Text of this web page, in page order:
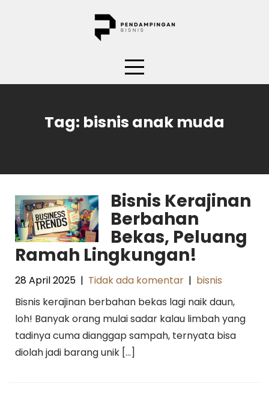
Tag: bisnis anak muda
Bisnis Kerajinan
Berbahan
Bekas, Peluang
Ramah Lingkungan!
28 April 2025 | Tidak ada komentar | bisnis
Bisnis kerajinan berbahan bekas lagi naik daun,
loh! Banyak orang mulai sadar kalau limbah yang
tadinya cuma dianggap sampah, ternyata bisa
diolah jadi barang unik […]